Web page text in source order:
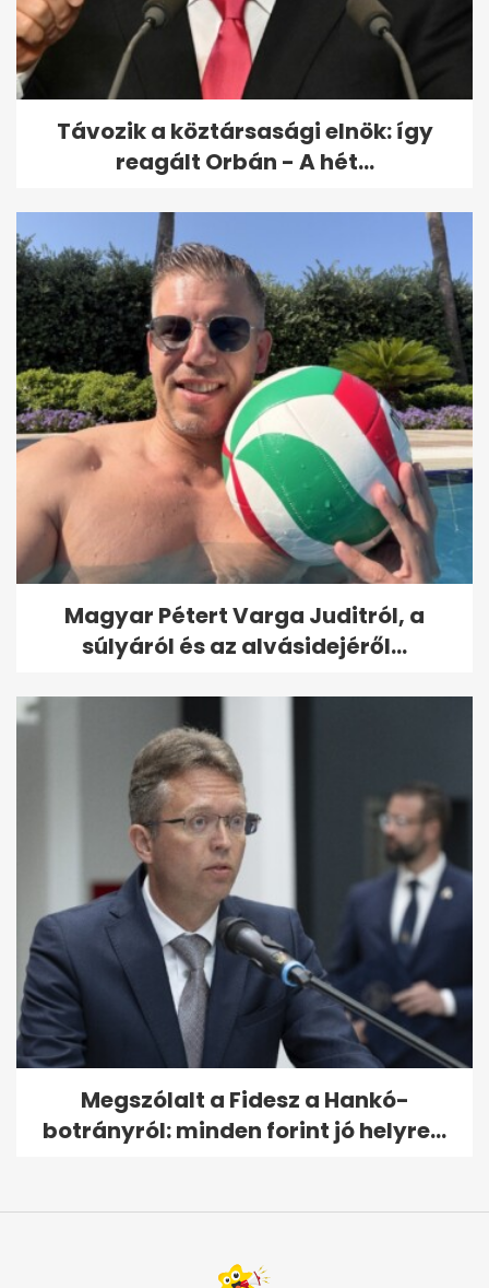
Távozik a köztársasági elnök: így
reagált Orbán - A hét...
Magyar Pétert Varga Juditról, a
súlyáról és az alvásidejéről...
Megszólalt a Fidesz a Hankó-
botrányról: minden forint jó helyre...